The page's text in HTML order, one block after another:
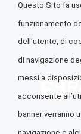
Questo Sito fa
funzionamento
dell’utente, di
di navigazione
messi a
acconsente
banner verranno